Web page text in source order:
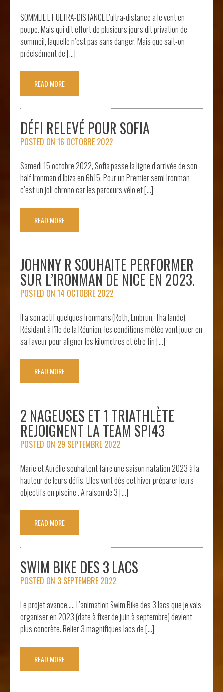
SOMMEIL ET ULTRA-DISTANCE L’ultra-distance a le vent en
poupe. Mais qui dit effort de plusieurs jours dit privation de
sommeil, laquelle n’est pas sans danger. Mais que sait-on
précisément de […]
READ MORE
DÉFI RELEVÉ POUR SOFIA
POSTED ON 16 OCTOBRE 2022
Samedi 15 octobre 2022, Sofia passe la ligne d’arrivée de son
half Ironman d’Ibiza en 6h15. Pour un Premier semi Ironman
c’est un joli chrono car les parcours vélo et […]
READ MORE
JOHNNY R SOUHAITE PERFORMER
SUR L’IRONMAN DE NICE EN 2023.
POSTED ON 14 OCTOBRE 2022
Il a son actif quelques Ironmans (Roth, Embrun, Thaïlande).
Résidant à l’île de la Réunion, les conditions météo vont jouer en
sa faveur pour aligner les kilomètres et être fin […]
READ MORE
2 NAGEUSES ET 1 TRIATHLÈTE
REJOIGNENT LA TEAM SPI43
POSTED ON 29 SEPTEMBRE 2022
Marie et Aurélie souhaitent faire une saison natation 2023 à la
hauteur de leurs défis. Elles vont dés cet hiver préparer leurs
objectifs en piscine . A raison de 3 […]
READ MORE
SWIM BIKE DES 3 LACS
POSTED ON 3 SEPTEMBRE 2022
Le projet avance….. L’animation Swim Bike des 3 lacs que je vais
organiser en 2023 (date à fixer de juin à septembre) devient
plus concrète. Relier 3 magnifiques lacs de […]
READ MORE